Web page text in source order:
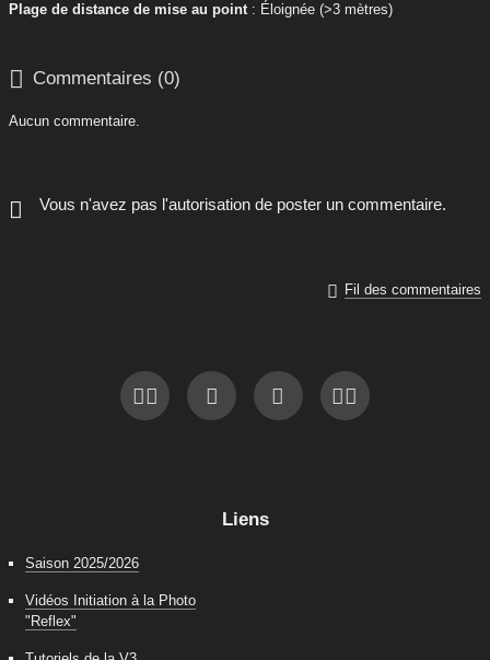
Plage de distance de mise au point: Éloignée (>3 mètres)
 Commentaires (0)
Aucun commentaire.
Vous n'avez pas l'autorisation de poster un commentaire.
 Fil des commentaires
Liens
Saison 2025/2026
Vidéos Initiation à la Photo
"Reflex"